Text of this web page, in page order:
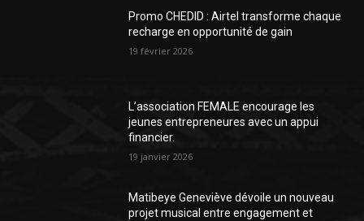
Promo CHEDID : Airtel transforme chaque
recharge en opportunité de gain
19 février 2026
L’association FEMALE encourage les
jeunes entrepreneures avec un appui
financier.
19 janvier 2026
Matibeye Geneviève dévoile un nouveau
projet musical entre engagement et